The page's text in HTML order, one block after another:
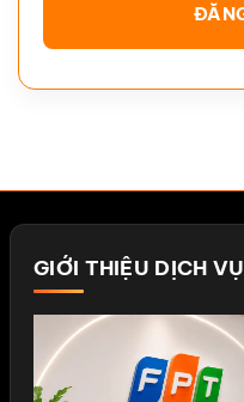
GIỚI THIỆU DỊCH VỤ